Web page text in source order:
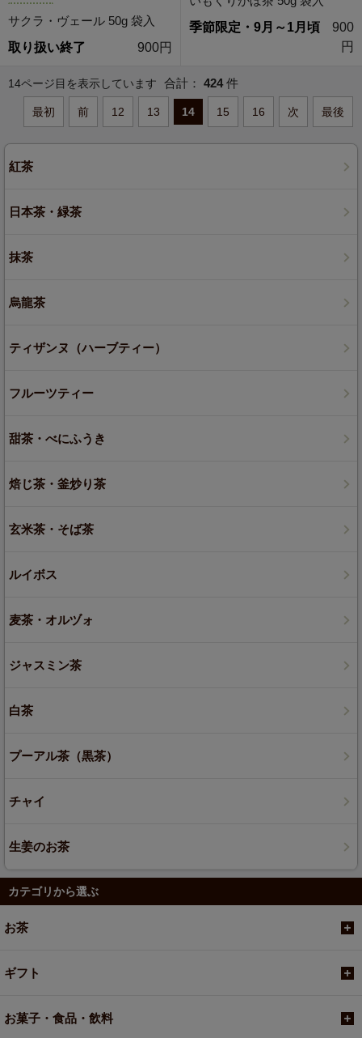
サクラ・ヴェール 50g 袋入
取り扱い終了
900円
季節限定・9月～1月頃
900
円
14ページ目を表示しています 合計： 424件
最初 前 12 13 14 15 16 次 最後
紅茶
日本茶・緑茶
抹茶
烏龍茶
ティザンヌ（ハーブティー）
フルーツティー
甜茶・べにふうき
焙じ茶・釜炒り茶
玄米茶・そば茶
ルイボス
麦茶・オルヅォ
ジャスミン茶
白茶
プーアル茶（黒茶）
チャイ
生姜のお茶
カテゴリから選ぶ
お茶
ギフト
お菓子・食品・飲料